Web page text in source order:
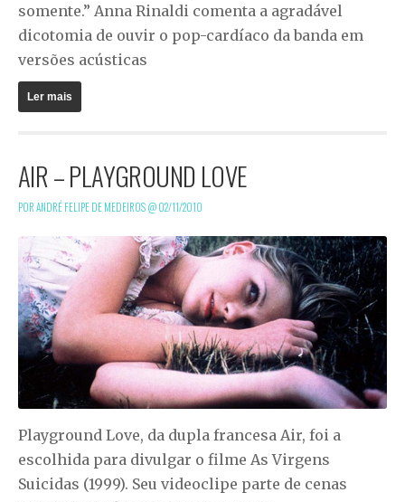
somente.” Anna Rinaldi comenta a agradável
dicotomia de ouvir o pop-cardíaco da banda em
versões acústicas
Ler mais
AIR – PLAYGROUND LOVE
POR ANDRÉ FELIPE DE MEDEIROS @02/11/2010
Playground Love, da dupla francesa Air, foi a
escolhida para divulgar o filme As Virgens
Suicidas (1999). Seu videoclipe parte de cenas